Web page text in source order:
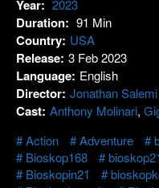
Year: 2023
Duration: 91 Min
Country: USA
Release: 3 Feb 2023
Language: English
Director: Jonathan Salemi
Cast: Anthony Molinari,
Action
Adventure
Bioskop168
Bioskopin21